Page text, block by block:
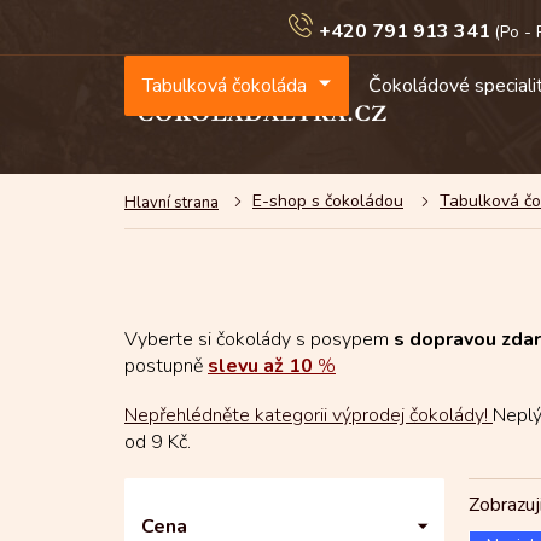
obsah
+420 791 913 341
Tabulková čokoláda Čokoládové
E-shop s čokoládou Tabulková
Vyberte si čokolády s posypem s dopravou
postupně slevu až 10 %
Nepřehlédněte kategorii výprodej čokolády!
od 9 Kč.
Cena
V